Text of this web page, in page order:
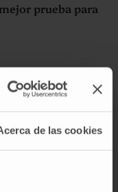
de las cookies
prueba para